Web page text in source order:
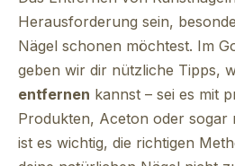
Herausforderung sein,
Nägel schonen möchtest. Im
geben wir dir nützliche Tipps,
entfernen kannst – sei es mit
Produkten, Aceton oder sogar
ist es wichtig, die richtigen